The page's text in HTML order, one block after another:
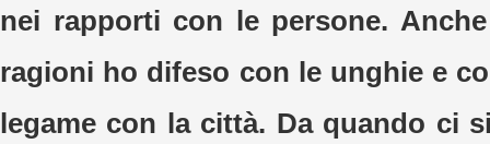
nei rapporti con le persone.
ragioni ho difeso con le unghie e
legame con la città. Da quando ci